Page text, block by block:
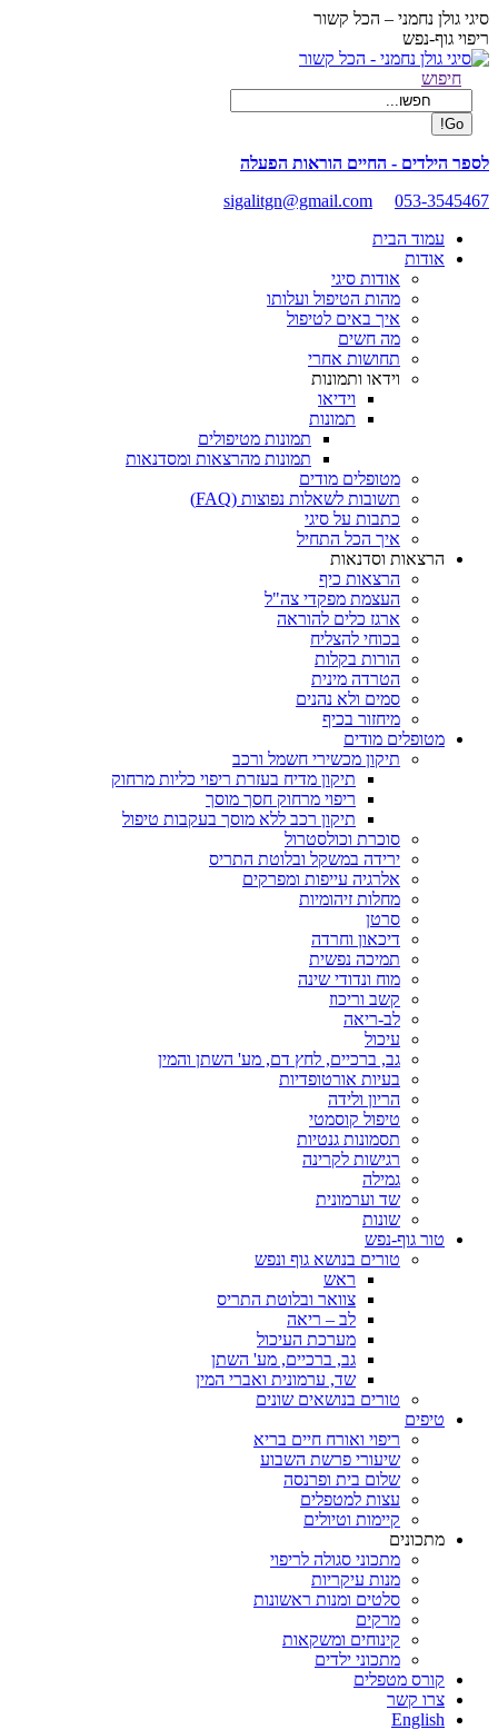
Skip
to
content
סיגי גולן נחמני – הכל קשור
ריפוי גוף-נפש
Facebook
opens
new
window
Search:
חיפוש
לספר הילדים - החיים הוראות הפעלה
sigalitgn@gmail.com
053-3545467
עמוד הבית
אודות
אודות סיגי
מהות הטיפול ועלותו
איך באים לטיפול
מה חשים
תחושות אחרי
וידאו ותמונות
וידיאו
תמונות
תמונות מטיפולים
תמונות מהרצאות ומסדנאות
מטופלים מודים
תשובות לשאלות נפוצות (FAQ)
כתבות על סיגי
איך הכל התחיל
הרצאות וסדנאות
הרצאות כיף
העצמת מפקדי צה"ל
ארגז כלים להוראה
בכוחי להצליח
הורות בקלות
הטרדה מינית
סמים ולא נהנים
מיחזור בכיף
מטופלים מודים
תיקון מכשירי חשמל ורכב
תיקון מדיח בעזרת ריפוי כליות מרחוק
ריפוי מרחוק חסך מוסך
תיקון רכב ללא מוסך בעקבות טיפול
סוכרת וכולסטרול
ירידה במשקל ובלוטת התריס
אלרגיה עייפות ומפרקים
מחלות זיהומיות
סרטן
דיכאון וחרדה
תמיכה נפשית
מוח ונדודי שינה
קשב וריכוז
לב-ריאה
עיכול
גב, ברכיים, לחץ דם, מע' השתן והמין
בעיות אורטופדיות
הריון ולידה
טיפול קוסמטי
תסמונות גנטיות
רגישות לקרינה
גמילה
שד וערמונית
שונות
טור גוף-נפש
טורים בנושא גוף ונפש
ראש
צוואר ובלוטת התריס
לב – ריאה
מערכת העיכול
גב, ברכיים, מע' השתן
שד, ערמונית ואברי המין
טורים בנושאים שונים
טיפים
ריפוי ואורח חיים בריא
שיעורי פרשת השבוע
שלום בית ופרנסה
עצות למטפלים
קיימות וטיולים
מתכונים
מתכוני סגולה לריפוי
מנות עיקריות
סלטים ומנות ראשונות
מרקים
קינוחים ומשקאות
מתכוני ילדים
קורס מטפלים
צרו קשר
English